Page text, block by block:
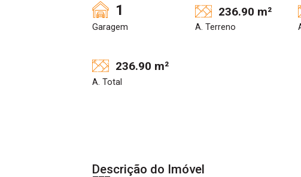
1
Garagem
236.90 m²
A. Terreno
236.90 m²
A. Total
Descrição do Imóvel